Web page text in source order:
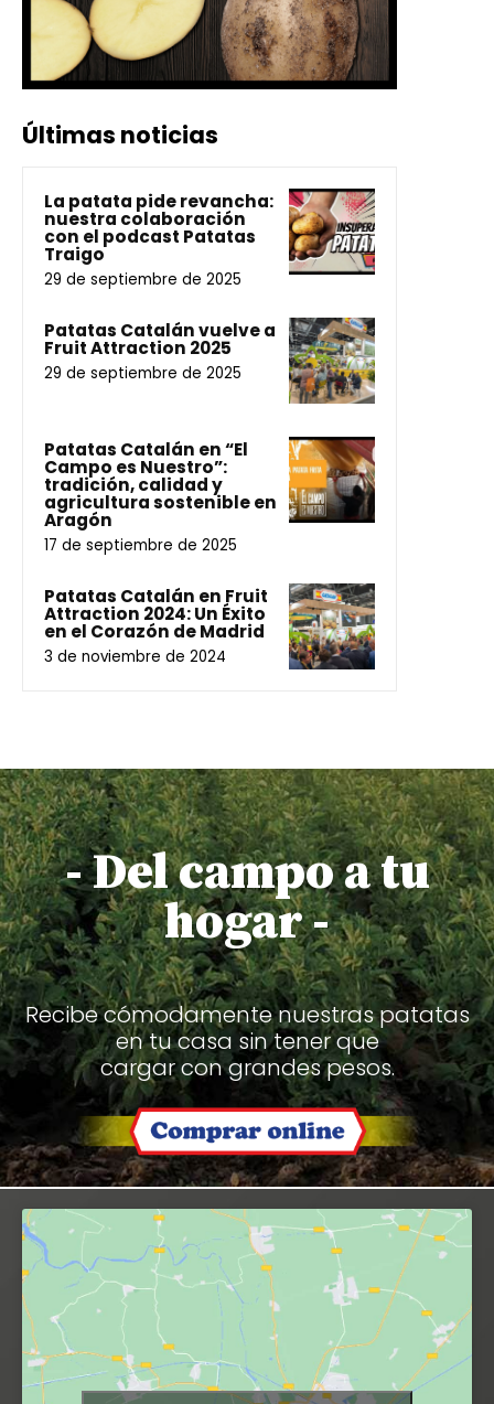
Últimas noticias
La patata pide revancha:
nuestra colaboración
con el podcast Patatas
Traigo
29 de septiembre de 2025
Patatas Catalán vuelve a
Fruit Attraction 2025
29 de septiembre de 2025
Patatas Catalán en “El
Campo es Nuestro”:
tradición, calidad y
agricultura sostenible en
Aragón
17 de septiembre de 2025
Patatas Catalán en Fruit
Attraction 2024: Un Éxito
en el Corazón de Madrid
3 de noviembre de 2024
- Del campo a tu
hogar -
Recibe cómodamente nuestras patatas
en tu casa sin tener que
cargar con grandes pesos.